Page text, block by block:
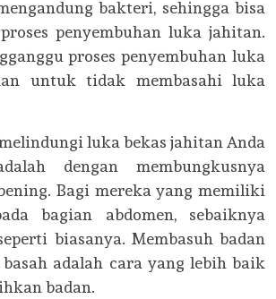
bakteri, sehingga bisa
penyembuhan luka jahitan.
proses penyembuhan luka
untuk tidak membasahi luka
luka bekas jahitan Anda
dengan membungkusnya
Bagi mereka yang memiliki
bagian abdomen, sebaiknya
biasanya. Membasuh badan
adalah cara yang lebih baik
badan.